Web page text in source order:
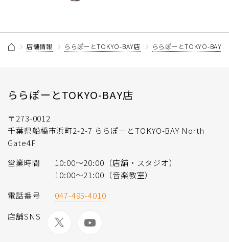
店舗情報 ららぽーとTOKYO-BAY店 ららぽーとTOKYO-BAY
ららぽーとTOKYO-BAY店
〒273-0012
千葉県船橋市浜町2-2-7 ららぽーとTOKYO-BAY North
Gate4F
営業時間
10:00〜20:00（店舗・スタジオ）
10:00〜21:00（音楽教室）
電話番号
047-495-4010
店舗SNS